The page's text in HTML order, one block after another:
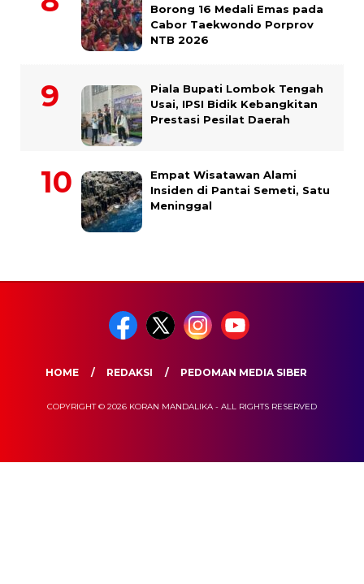
Borong 16 Medali Emas pada
Cabor Taekwondo Porprov
NTB 2026
Piala Bupati Lombok Tengah
Usai, IPSI Bidik Kebangkitan
Prestasi Pesilat Daerah
Empat Wisatawan Alami
Insiden di Pantai Semeti, Satu
Meninggal
HOME REDAKSI PEDOMAN MEDIA SIBER
COPYRIGHT © 2026 KORAN MANDALIKA - ALL RIGHTS RESERVED